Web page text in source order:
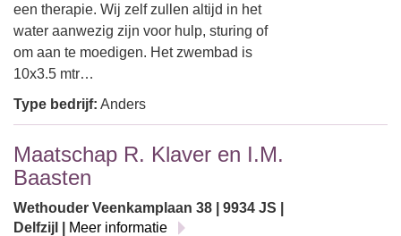
een therapie. Wij zelf zullen altijd in het
water aanwezig zijn voor hulp, sturing of
om aan te moedigen. Het zwembad is
10x3.5 mtr…
Type bedrijf: Anders
Maatschap R. Klaver en I.M.
Baasten
Wethouder Veenkamplaan 38 | 9934 JS |
Delfzijl |
Meer informatie